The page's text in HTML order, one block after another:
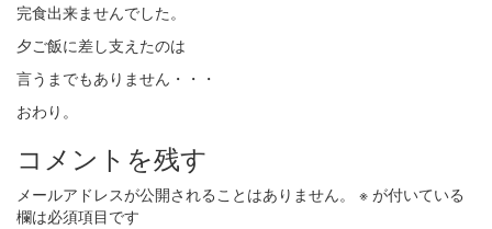
完食出来ませんでした。
夕ご飯に差し支えたのは
言うまでもありません・・・
おわり。
コメントを残す
メールアドレスが公開されることはありません。 ※ が付いている
欄は必須項目です